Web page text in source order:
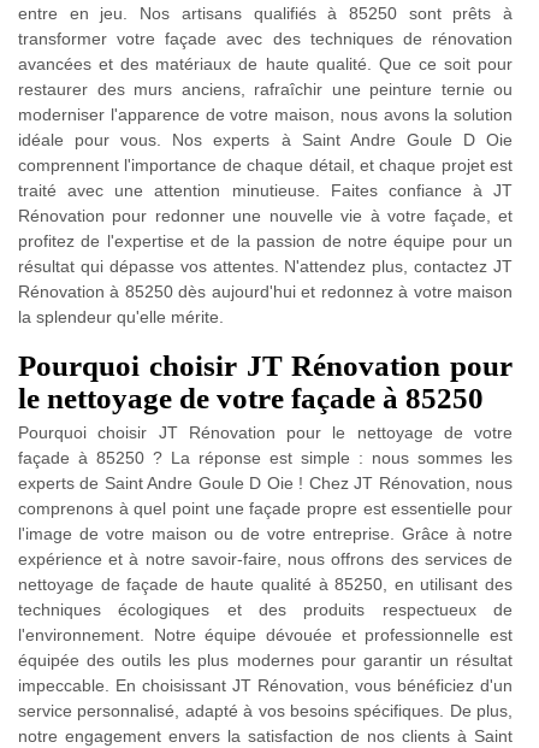
entre en jeu. Nos artisans qualifiés à 85250 sont prêts à
transformer votre façade avec des techniques de rénovation
avancées et des matériaux de haute qualité. Que ce soit pour
restaurer des murs anciens, rafraîchir une peinture ternie ou
moderniser l'apparence de votre maison, nous avons la solution
idéale pour vous. Nos experts à Saint Andre Goule D Oie
comprennent l'importance de chaque détail, et chaque projet est
traité avec une attention minutieuse. Faites confiance à JT
Rénovation pour redonner une nouvelle vie à votre façade, et
profitez de l'expertise et de la passion de notre équipe pour un
résultat qui dépasse vos attentes. N'attendez plus, contactez JT
Rénovation à 85250 dès aujourd'hui et redonnez à votre maison
la splendeur qu'elle mérite.
Pourquoi choisir JT Rénovation pour
le nettoyage de votre façade à 85250
Pourquoi choisir JT Rénovation pour le nettoyage de votre
façade à 85250 ? La réponse est simple : nous sommes les
experts de Saint Andre Goule D Oie ! Chez JT Rénovation, nous
comprenons à quel point une façade propre est essentielle pour
l'image de votre maison ou de votre entreprise. Grâce à notre
expérience et à notre savoir-faire, nous offrons des services de
nettoyage de façade de haute qualité à 85250, en utilisant des
techniques écologiques et des produits respectueux de
l'environnement. Notre équipe dévouée et professionnelle est
équipée des outils les plus modernes pour garantir un résultat
impeccable. En choisissant JT Rénovation, vous bénéficiez d'un
service personnalisé, adapté à vos besoins spécifiques. De plus,
notre engagement envers la satisfaction de nos clients à Saint